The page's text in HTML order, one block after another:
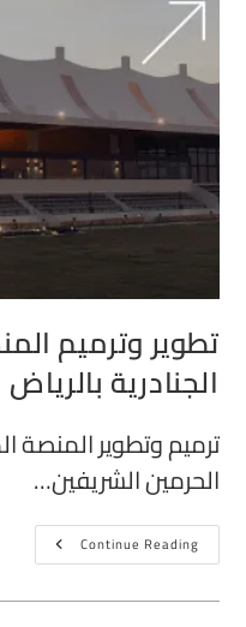
تطوير وترميم
الجنادرية بالرياض
ترميم وتطوير المنصة
الحرمين الشريفين…
Continue Reading